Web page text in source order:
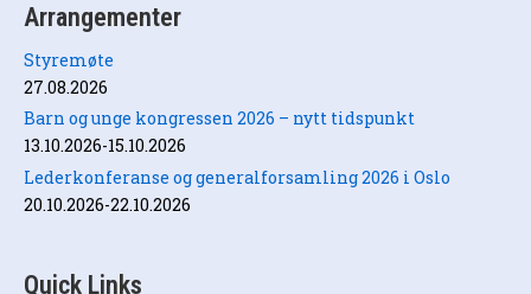
Arrangementer
Styremøte
27.08.2026
Barn og unge kongressen 2026 – nytt tidspunkt
13.10.2026-15.10.2026
Lederkonferanse og generalforsamling 2026 i Oslo
20.10.2026-22.10.2026
Quick Links